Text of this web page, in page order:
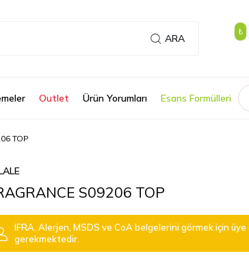
ARA
₺
Outlet Ürün Yorumları Esans Formülleri
TOP
S09206 TOP
IFRA, Alerjen, MSDS ve CoA belgelerini görmek için üye
gerekmektedir.